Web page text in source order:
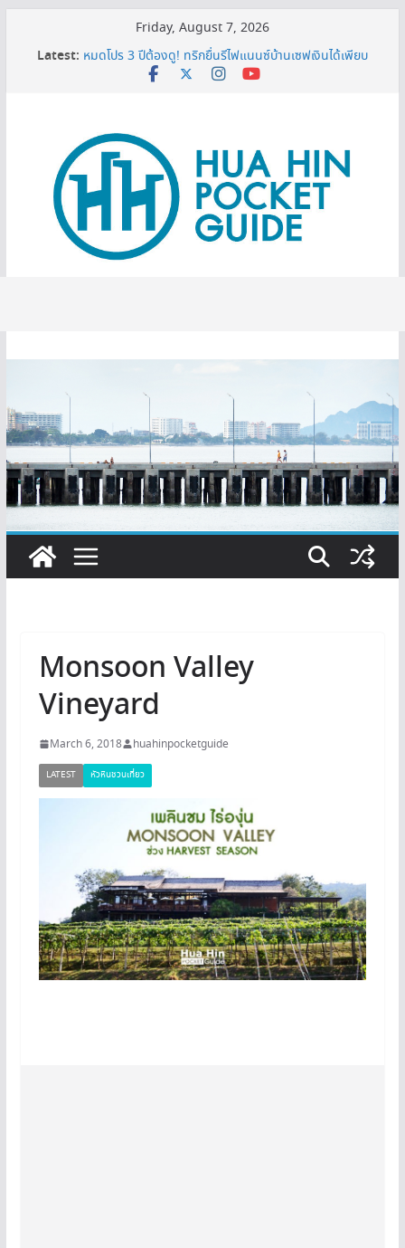
content
Friday, August 7, 2026
Latest: 3 พิกัดเปรียบเทียบราคาทีวี 50 นิ้ว ก่อนตัดสินใจซื้อ
หมดโปร 3 ปีต้องดู! ทริกยื่นรีไฟแนนซ์บ้านเซฟเงินได้เพียบ
MINI BALLOON FESTIVAL 2026
Monsoon Valley
Vineyard
March 6, 2018 huahinpocketguide
LATEST หัวหินชวนเที่ยว